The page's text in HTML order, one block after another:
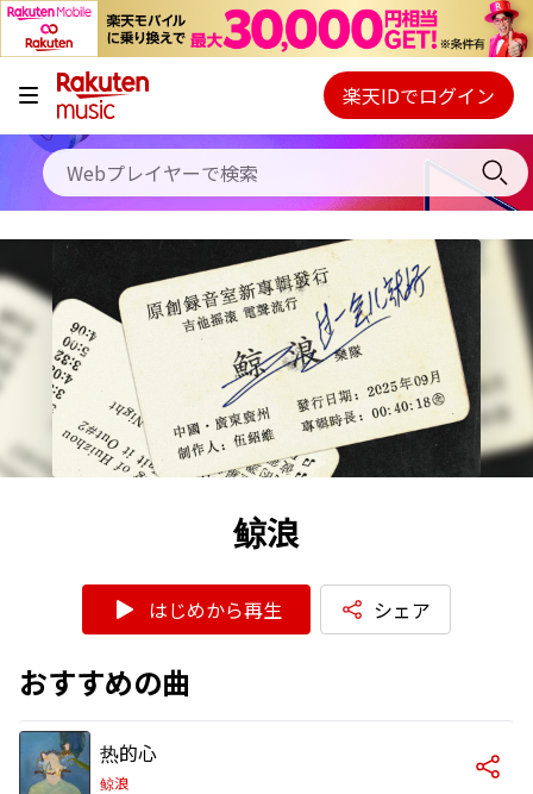
キャンペーン
料金プラン
使い方
初回30日間無料お試し
Webプレイヤー
ご契約内容の確認・変更
楽天IDでログイン
鲸浪
はじめから再生 シェア
おすすめの曲
热的心
鲸浪